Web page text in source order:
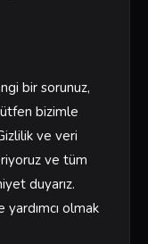
bir sorunuz,
bizimle
ve veri
ve tüm
duyarız.
olmak